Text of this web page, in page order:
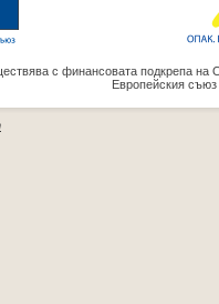
с финансовата подкрепа на
Европейския